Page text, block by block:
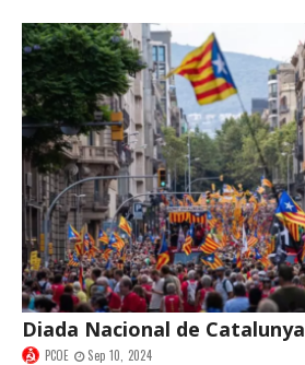
Diada Nacional de Catalunya
PCOE Sep 10, 2024